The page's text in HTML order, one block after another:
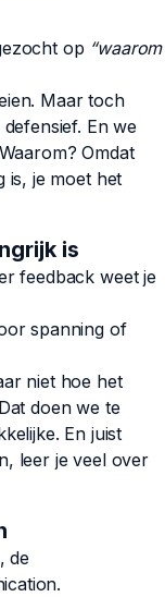
op “waarom
Maar toch
En we
Omdat
is, je moet het
is
feedback weet je
spanning of
niet hoe het
doen we te
En juist
leer je veel over
de